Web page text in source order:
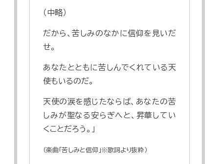
（中略）
だから、苦しみのなかに信仰を見いだ
せ。
あなたとともに苦しんでくれている天
使もいるのだ。
天使の涙を感じたならば、あなたの苦
しみが聖なる安らぎへと、昇華してい
くことだろう。」
（楽曲「苦しみと信仰」※歌詞より抜粋）